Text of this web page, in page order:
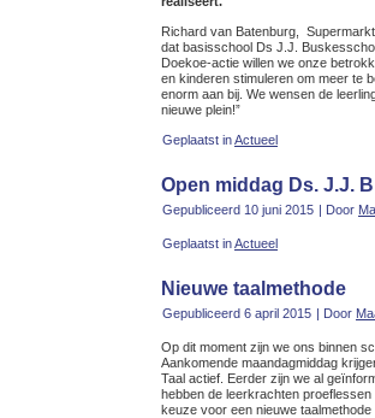
Richard van Batenburg,
dat basisschool Ds J.J.
Doekoe-actie willen we onze
en kinderen stimuleren om meer te
enorm aan bij. We wensen de
nieuwe plein!”
Geplaatst inActueel
Open middag Ds. J.J.
Gepubliceerd 10 juni 2015 | Door
Geplaatst inActueel
Nieuwe taalmethode
Gepubliceerd 6 april 2015 | Door
Op dit moment zijn we ons binnen
Aankomende maandagmiddag
Taal actief. Eerder zijn we al
hebben de leerkrachten
keuze voor een nieuwe